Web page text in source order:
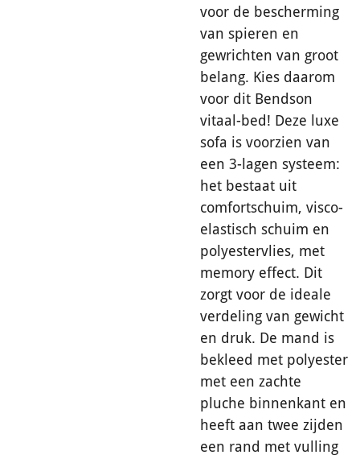
voor de bescherming
van spieren en
gewrichten van groot
belang. Kies daarom
voor dit Bendson
vitaal-bed! Deze luxe
sofa is voorzien van
een 3-lagen systeem:
het bestaat uit
comfortschuim, visco-
elastisch schuim en
polyestervlies, met
memory effect. Dit
zorgt voor de ideale
verdeling van gewicht
en druk. De mand is
bekleed met polyester
met een zachte
pluche binnenkant en
heeft aan twee zijden
een rand met vulling